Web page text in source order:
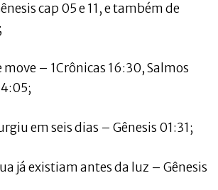
cap 05 e 11, e também de
move – 1Crônicas 16:30, Salmos
em seis dias – Gênesis 01:31;
já existiam antes da luz – Gênesis